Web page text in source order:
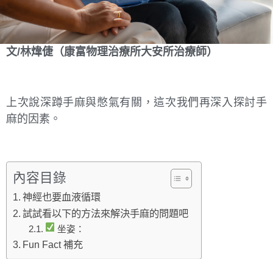
文/林煒倢（康富物理治療所大安所治療師）
上次說深蹲手麻與憋氣有關，這次我們再深入探討手
麻的因素。
內容目錄
神經也要血液循環
試試看以下的方法來解決手麻的問題吧
坐姿：
Fun Fact 補充